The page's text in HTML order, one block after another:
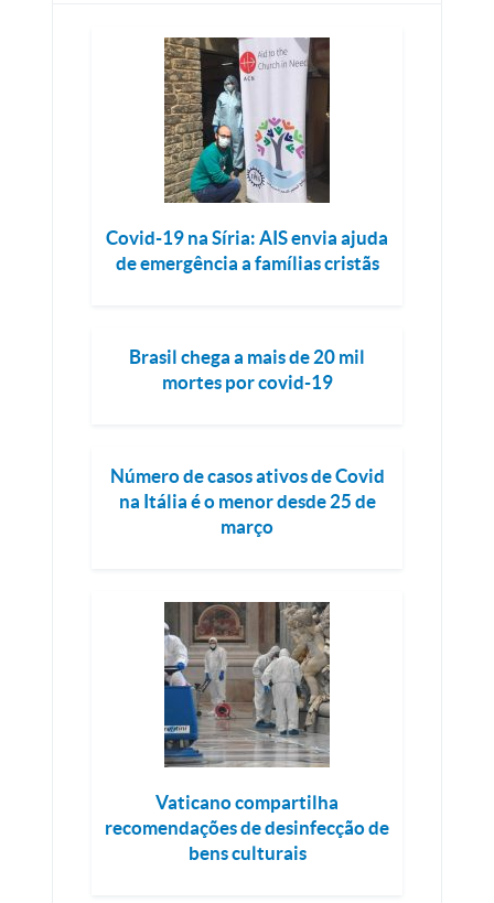
Covid-19 na Síria: AIS envia ajuda
de emergência a famílias cristãs
Brasil chega a mais de 20 mil
mortes por covid-19
Número de casos ativos de Covid
na Itália é o menor desde 25 de
março
Vaticano compartilha
recomendações de desinfecção de
bens culturais